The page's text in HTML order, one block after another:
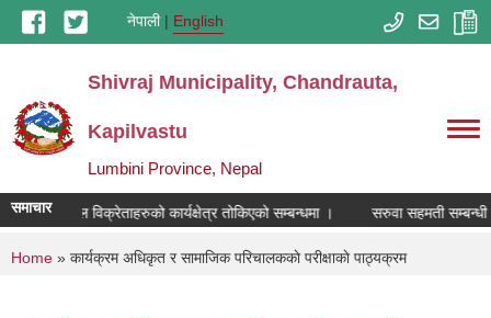
Skip to main contentनेपाली English
Shivraj Municipality, Chandrauta,
Kapilvastu
Lumbini Province, Nepal
समाचार
रसायनिक मल विक्रेताहरुको कार्यक्षेत्र तोकिएको सम्बन्धमा । सरुवा सहमती सम्बन्धी
You are here
Home » कार्यक्रम अधिकृत र सामाजिक परिचालककाे परीक्षाकाे पाठ्यक्रम